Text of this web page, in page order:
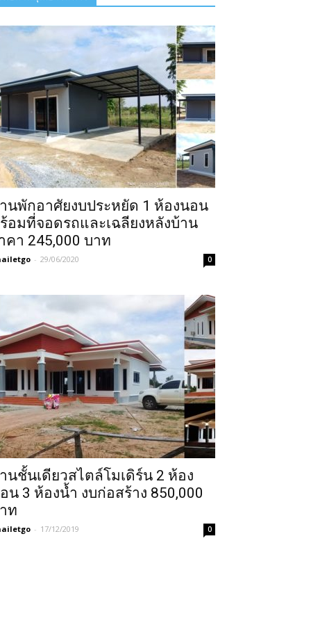
นพักอาศัยงบประหยัด 1 ห้องนอน
อมที่จอดรถและเฉลียงหลังบ้าน
คา 245,000 บาท
- 29/06/2020 0
นชั้นเดียวสไตล์โมเดิร์น 2 ห้อง
น 3 ห้องน้ำ งบก่อสร้าง 850,000
ท
- 17/12/2019 0